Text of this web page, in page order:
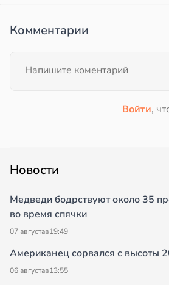
Комментарии
Войти,
Новости
Медведи бодрствуют около 35
во время спячки
07 августав19:49
Американец сорвался с высоты
06 августав13:55